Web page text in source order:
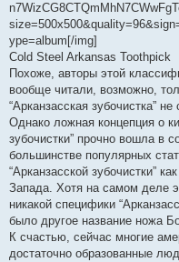
ype=album[/img]
Cold Steel Arkansas Toothpick
Похоже, авторы этой
вообще читали, возможно,
“Арканзасская зубочистка”
Однако ложная концепция о
зубочистки” прочно вошла в
большинстве популярных
“Арканзасской зубочистки”
Запада. Хотя на самом деле
никакой специфики
было другое название ножа
К счастью, сейчас многие
достаточно образованные